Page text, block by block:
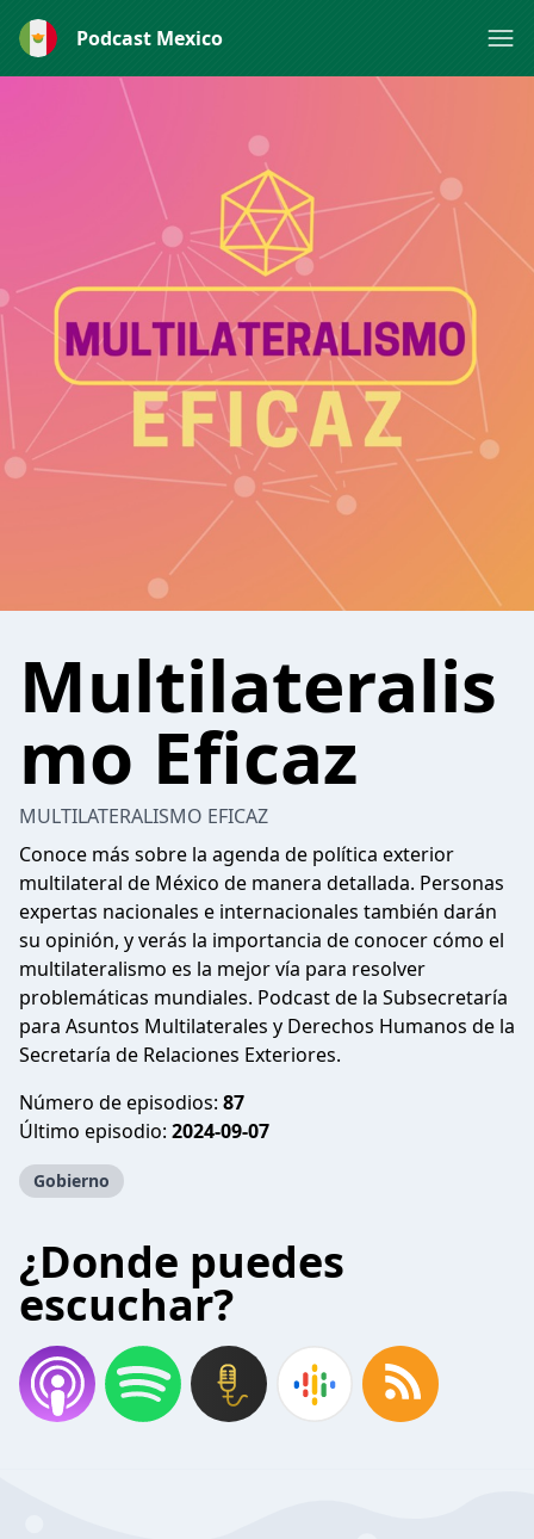
Podcast Mexico
Multilateralis
mo Eficaz
MULTILATERALISMO EFICAZ
Conoce más sobre la agenda de política exterior
multilateral de México de manera detallada. Personas
expertas nacionales e internacionales también darán
su opinión, y verás la importancia de conocer cómo el
multilateralismo es la mejor vía para resolver
problemáticas mundiales. Podcast de la Subsecretaría
para Asuntos Multilaterales y Derechos Humanos de la
Secretaría de Relaciones Exteriores.
Número de episodios: 87
Último episodio: 2024-09-07
Gobierno
¿Donde puedes
escuchar?